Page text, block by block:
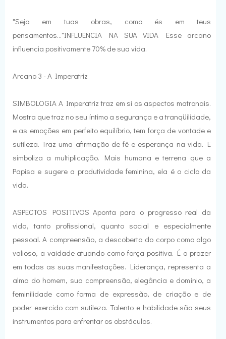
"Seja em tuas obras, como és em teus
pensamentos..."INFLUENCIA NA SUA VIDA Esse arcano
influencia positivamente 70% de sua vida.
Arcano 3 - A Imperatriz
SIMBOLOGIA A Imperatriz traz em si os aspectos matronais.
Mostra que traz no seu íntimo a segurança e a tranqüilidade,
e as emoções em perfeito equilíbrio, tem força de vontade e
sutileza. Traz uma afirmação de fé e esperança na vida. E
simboliza a multiplicação. Mais humana e terrena que a
Papisa e sugere a produtividade feminina, ela é o ciclo da
vida.
ASPECTOS POSITIVOS Aponta para o progresso real da
vida, tanto profissional, quanto social e especialmente
pessoal. A compreensão, a descoberta do corpo como algo
valioso, a vaidade atuando como força positiva. É o prazer
em todas as suas manifestações. Liderança, representa a
alma do homem, sua compreensão, elegância e domínio, a
feminilidade como forma de expressão, de criação e de
poder exercido com sutileza. Talento e habilidade são seus
instrumentos para enfrentar os obstáculos.